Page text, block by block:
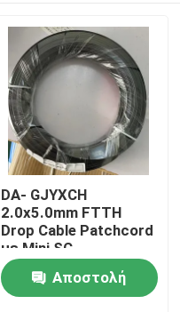
DA- GJYXCH
2.0x5.0mm FTTH
Drop Cable Patchcord
με Mini SC
υδατοασφαλής
σύνδεσμος και
σωλήνα-μέσω
Αποστολή